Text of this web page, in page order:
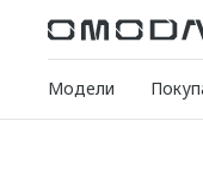
Модели